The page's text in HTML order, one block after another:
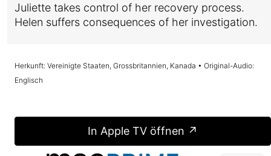
Juliette takes control of her recovery process.
Helen suffers consequences of her investigation.
Herkunft: Vereinigte Staaten, Grossbritannien, Kanada • Original-Audio:
Englisch
In Apple TV öffnen ↗